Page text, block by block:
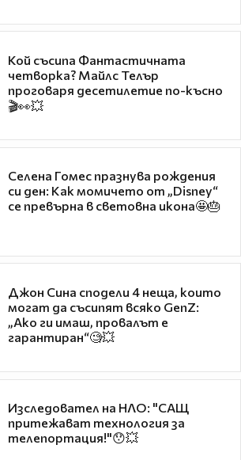
Кой съсипа Фантастичната
четворка? Майлс Телър
проговаря десетилетие по-късно
🎬👀💥
Селена Гомес празнува рождения
си ден: Как момичето от „Disney“
се превърна в световна икона🤩🎂
Джон Сина сподели 4 неща, които
могат да съсипят всяко GenZ:
„Ако ги имаш, провалът е
гарантиран“🧐💥
Изследовател на НЛО: "САЩ
притежават технология за
телепортация!"😯💥